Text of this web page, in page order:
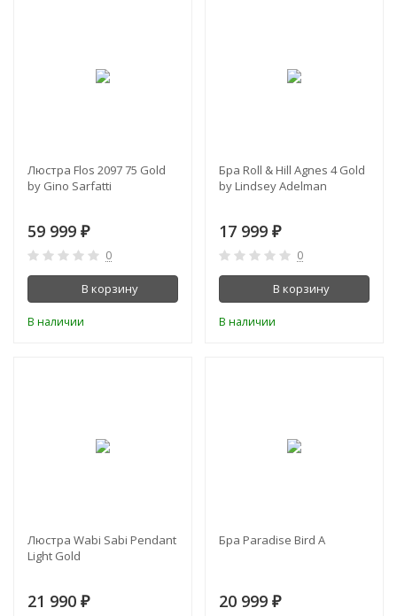
Люстра Flos 2097 75 Gold
by Gino Sarfatti
59 999 ₽
0
В корзину
В наличии
Бра Roll & Hill Agnes 4 Gold
by Lindsey Adelman
17 999 ₽
0
В корзину
В наличии
Люстра Wabi Sabi Pendant
Light Gold
21 990 ₽
Бра Paradise Bird А
20 999 ₽